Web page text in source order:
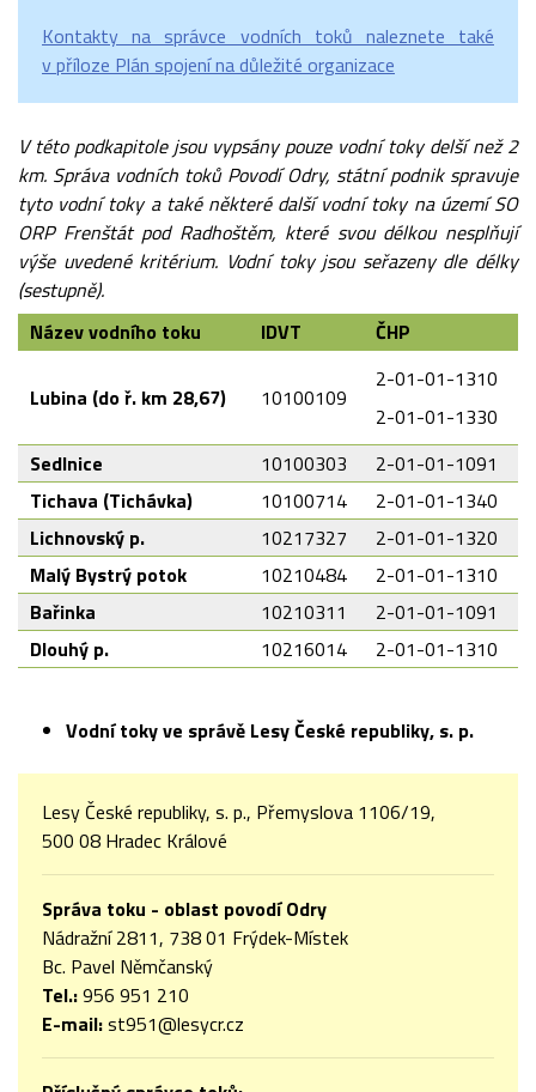
Kontakty na správce vodních toků naleznete také
v příloze Plán spojení na důležité organizace
V této podkapitole jsou vypsány pouze vodní toky delší než 2
km. Správa vodních toků Povodí Odry, státní podnik spravuje
tyto vodní toky a také některé další vodní toky na území SO
ORP Frenštát pod Radhoštěm, které svou délkou nesplňují
výše uvedené kritérium. Vodní toky jsou seřazeny dle délky
(sestupně).
Název vodního toku
IDVT ČHP
Lubina (do ř. km 28,67) 10100109
2-01-01-1310
2-01-01-1330
Sedlnice
10100303
2-01-01-1091
Tichava (Tichávka)
10100714
2-01-01-1340
Lichnovský p.
10217327
2-01-01-1320
Malý Bystrý potok
10210484
2-01-01-1310
Bařinka
10210311
2-01-01-1091
Dlouhý p.
10216014 2-01-01-1310
Vodní toky ve správě Lesy České republiky, s. p.
Lesy České republiky, s. p., Přemyslova 1106/19,
500 08 Hradec Králové
Správa toku - oblast povodí Odry
Nádražní 2811, 738 01 Frýdek-Místek
Bc. Pavel Němčanský
Tel.:956 951 210
E-mail:st951@lesycr.cz